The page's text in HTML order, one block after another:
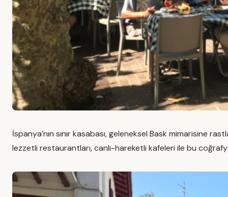
İspanya’nın sınır kasabası, geleneksel Bask mimarisine
lezzetli restaurantları, canlı-hareketli kafeleri ile bu